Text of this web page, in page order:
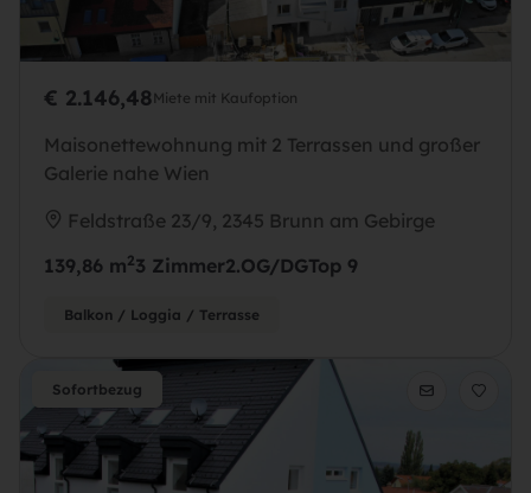
Immobilienart
Überall
Jeder Preis
Suchagent
Suchen
€ 2.146,48Miete mit Kaufoption
Maisonettewohnung mit 2 Terrassen und großer
Galerie nahe Wien
Feldstraße 23/9, 2345 Brunn am Gebirge
139,86 m23 Zimmer2.OG/DGTop 9
Balkon / Loggia / Terrasse
Sofortbezug